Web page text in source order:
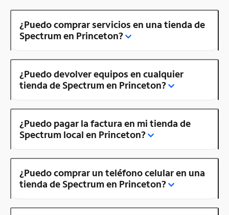
¿Puedo comprar servicios en una tienda de
Spectrum en Princeton?
¿Puedo devolver equipos en cualquier
tienda de Spectrum en Princeton?
¿Puedo pagar la factura en mi tienda de
Spectrum local en Princeton?
¿Puedo comprar un teléfono celular en una
tienda de Spectrum en Princeton?